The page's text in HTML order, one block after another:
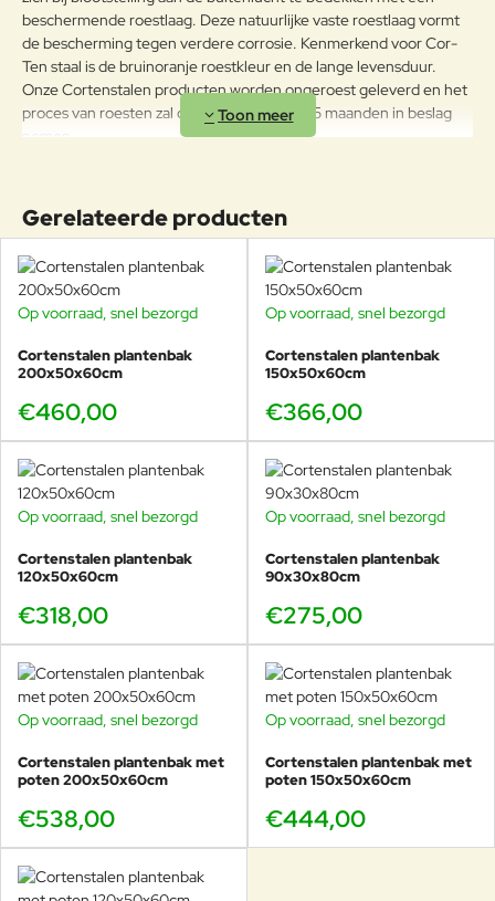
beschermende roestlaag. Deze natuurlijke vaste roestlaag vormt
de bescherming tegen verdere corrosie. Kenmerkend voor Cor-
Ten staal is de bruinoranje roestkleur en de lange levensduur.
Onze Cortenstalen producten worden ongeroest geleverd en het
proces van roesten zal daarna ongeveer 4-5 maanden in beslag
nemen.
hoogte.
De cortenstalen plantenbakken van Veurst zijn standaard voorzien
van gaatjes voor waterafvoer. Zo kan het overtollige regenwater
altijd worden afgevoerd.
Gerelateerde producten
Op voorraad, snel bezorgd
Cortenstalen plantenbak
200x50x60cm
€460,00
Op voorraad, snel bezorgd
Cortenstalen plantenbak
150x50x60cm
€366,00
Op voorraad, snel bezorgd
Cortenstalen plantenbak
120x50x60cm
€318,00
Op voorraad, snel bezorgd
Cortenstalen plantenbak
90x30x80cm
€275,00
Op voorraad, snel bezorgd
Cortenstalen plantenbak met
poten 200x50x60cm
€538,00
Op voorraad, snel bezorgd
Cortenstalen plantenbak met
poten 150x50x60cm
€444,00